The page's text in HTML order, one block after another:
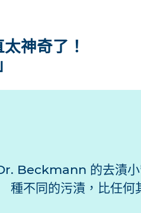
神奇了！
Beckmann 的去漬小
種不同的污漬，比任何